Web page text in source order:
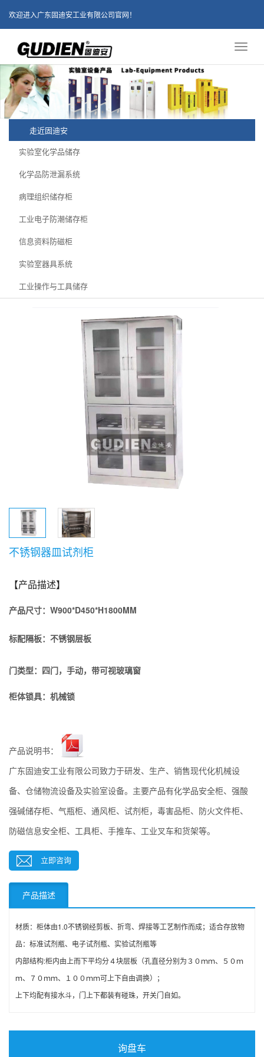
欢迎进入广东固迪安工业有限公司官网！
走近固迪安
实验室化学品储存
化学品防泄漏系统
病理组织储存柜
工业电子防潮储存柜
信息资料防磁柜
实验室器具系统
工业操作与工具储存
不锈钢器皿试剂柜
【产品描述】
产品尺寸： W900*D450*H1800MM
标配隔板：不锈钢 层板
门类型：四门，手动，带可视玻璃窗
柜体锁具： 机械锁
产品说明书：
广东固迪安工业有限公司致力于研发、生产、销售现代化机械设
备、仓储物流设备及实验室设备。主要产品有化学品安全柜、强酸
强碱储存柜、气瓶柜、通风柜、试剂柜，毒害品柜、防火文件柜、
防磁信息安全柜、工具柜、手推车、工业叉车和货架等。
立即咨询
产品描述
材质：柜体由1.0不锈钢经剪板、折弯、焊接等工艺制作而成； 适合存放物
品：标准试剂瓶、电子试剂瓶、实验试剂瓶等
内部结构:柜内由上而下平均分４块层板（孔直径分别为３０ｍｍ、５０ｍ
ｍ、７０ｍｍ、１００ｍｍ可上下自由调换）；
上下均配有接水斗，门上下都装有碰珠，开关门自如。
询盘车